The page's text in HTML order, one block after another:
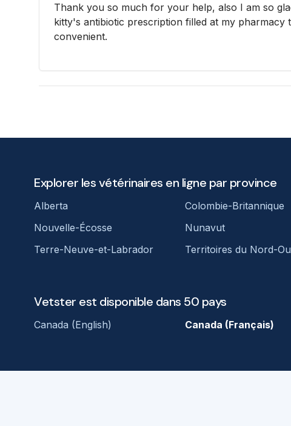
Thank you so much for your help, also I am so
kitty's antibiotic prescription filled at my pharmacy
convenient.
Explorer les vétérinaires en ligne par province
Alberta Colombie-Britannique
Nouvelle-Écosse
Nunavut
Terre-Neuve-et-Labrador
Territoires du Nord-
Vetster est disponible dans 50 pays
Canada (English) Canada (Français)